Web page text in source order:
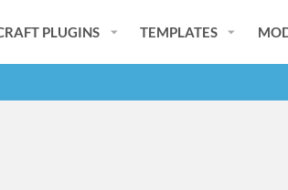
PLUGINS TEMPLATES